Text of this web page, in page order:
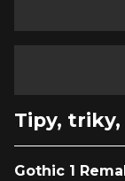
Tipy,
Gothic 1